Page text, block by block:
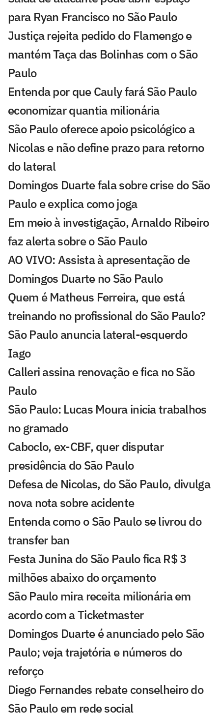
para Ryan Francisco no São Paulo
Justiça rejeita pedido do Flamengo e
mantém Taça das Bolinhas com o São
Paulo
Entenda por que Cauly fará São Paulo
economizar quantia milionária
São Paulo oferece apoio psicológico a
Nicolas e não define prazo para retorno
do lateral
Domingos Duarte fala sobre crise do São
Paulo e explica como joga
Em meio à investigação, Arnaldo Ribeiro
faz alerta sobre o São Paulo
AO VIVO: Assista à apresentação de
Domingos Duarte no São Paulo
Quem é Matheus Ferreira, que está
treinando no profissional do São Paulo?
São Paulo anuncia lateral-esquerdo
Iago
Calleri assina renovação e fica no São
Paulo
São Paulo: Lucas Moura inicia trabalhos
no gramado
Caboclo, ex-CBF, quer disputar
presidência do São Paulo
Defesa de Nicolas, do São Paulo, divulga
nova nota sobre acidente
Entenda como o São Paulo se livrou do
transfer ban
Festa Junina do São Paulo fica R$ 3
milhões abaixo do orçamento
São Paulo mira receita milionária em
acordo com a Ticketmaster
Domingos Duarte é anunciado pelo São
Paulo; veja trajetória e números do
reforço
Diego Fernandes rebate conselheiro do
São Paulo em rede social